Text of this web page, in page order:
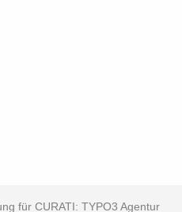
für CURATI: TYPO3 Agentur